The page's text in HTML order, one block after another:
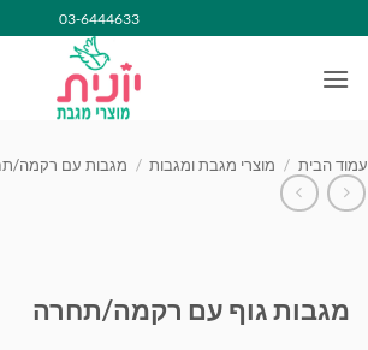
to
content
03-6444633
עמוד הבית / מוצרי מגבת ומגבות / מגבות עם רקמה/
מגבות גוף עם רקמה/תחרה